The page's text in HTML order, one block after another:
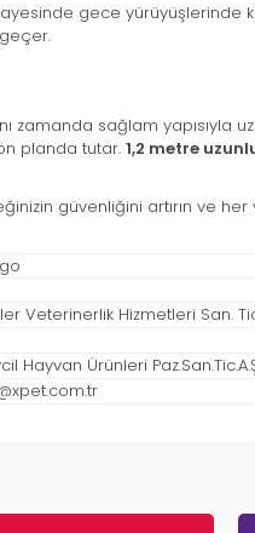
gece yürüyüşlerinde
sağlam yapısıyla
planda tutar. 1,2 metre
güvenliğini artırın ve
Veterinerlik Hizmetleri San.
Hayvan Ürünleri